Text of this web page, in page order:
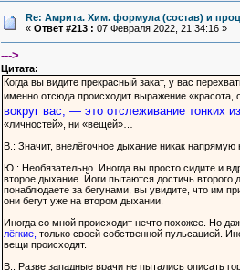
Re: Амрита. Хим. формула (состав) и
« Ответ #213 : 07 Февраля 2022, 21:34:16 »
--->
Цитата:
Когда вы видите прекрасный закат, у вас
именно отсюда происходит выражение «красота,
вокруг вас, — это отслеживание тонких
«личностей», ни «вещей»…
В.: Значит, внелёгочное дыхание никак
Ю.: Необязательно. Иногда вы просто сидите и
второе дыхание. Йоги пытаются достичь
понаблюдаете за бегунами, вы увидите, что им
они бегут уже на втором дыхании.
Иногда со мной происходит нечто похожее. Но
лёгкие, только своей собственной пульсацией.
вещи происходят.
В.: Разве западные врачи не пытались описать